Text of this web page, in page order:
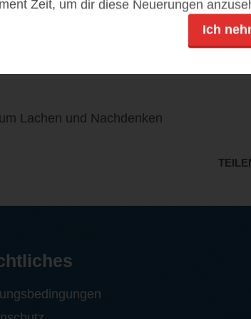
Kling ist leicht und flüssig. Er bringt mich
regt er auch zum Nachdenken an.
ist die Vorstellung ein wenig
vom Lachen!
Lachen und Nachdenken
Zeit, um dir diese Neuerungen
Ich